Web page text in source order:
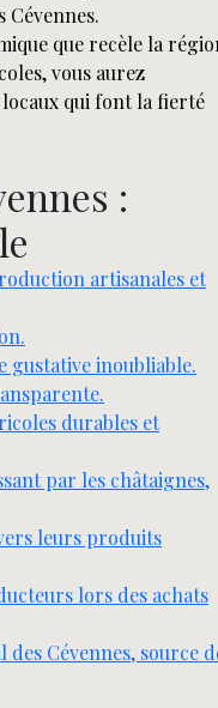
que recèle la
vous aurez
qui font la fierté
:
artisanales et
gustative inoubliable.
durables et
par les châtaignes,
leurs produits
lors des achats
Cévennes, source